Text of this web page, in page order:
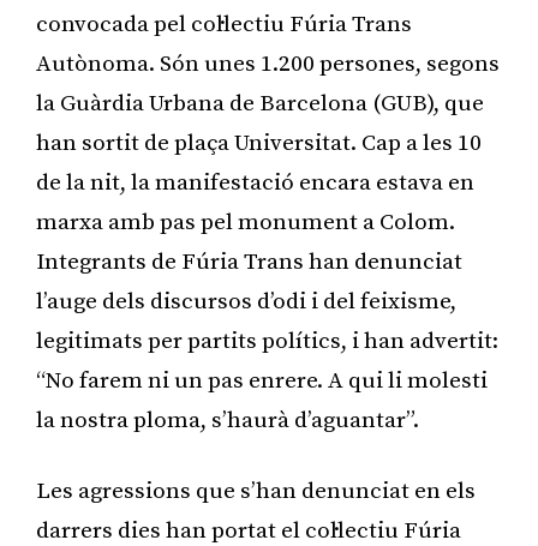
convocada pel col·lectiu Fúria Trans
Autònoma. Són unes 1.200 persones, segons
la Guàrdia Urbana de Barcelona (GUB), que
han sortit de plaça Universitat. Cap a les 10
de la nit, la manifestació encara estava en
marxa amb pas pel monument a Colom.
Integrants de Fúria Trans han denunciat
l’auge dels discursos d’odi i del feixisme,
legitimats per partits polítics, i han advertit:
“No farem ni un pas enrere. A qui li molesti
la nostra ploma, s’haurà d’aguantar”.
Les agressions que s’han denunciat en els
darrers dies han portat el col·lectiu Fúria